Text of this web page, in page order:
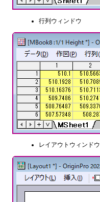
行列ウィンドウ
レイアウトウィンドウ